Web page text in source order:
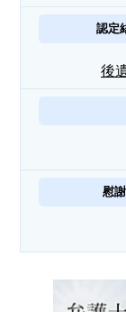
認定
後
慰